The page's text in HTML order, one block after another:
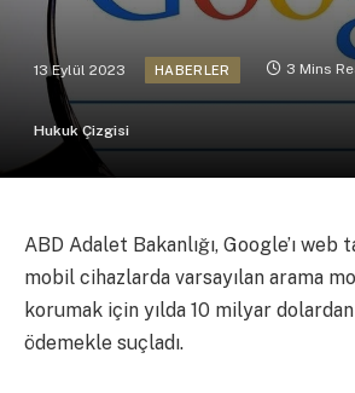
13 Eylül 2023 HABERLER 3 Mins
Hukuk Çizgisi
ABD Adalet Bakanlığı, Google’ı web
mobil cihazlarda varsayılan arama
korumak için yılda 10 milyar
ödemekle suçladı.